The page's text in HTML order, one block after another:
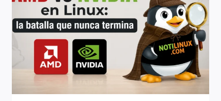
PROTON
Y
WAYLAND